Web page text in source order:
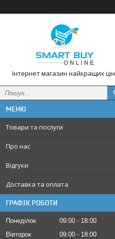
Інтернет магазин найкращих цін
Товари та послуги
Про нас
Відгуки
Доставка та оплата
ГРАФІК РОБОТИ
Понеділок 09:00
18:00
Вівторок
09:00
18:00